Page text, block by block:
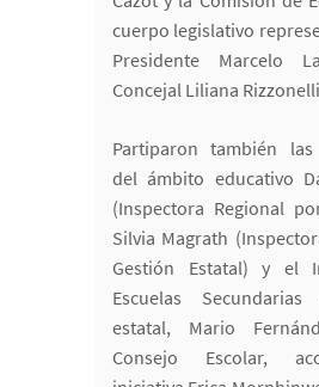
cuerpo legislativo
Presidente Marcelo
Concejal Liliana
Partiparon también las
del ámbito educativo
(Inspectora Regional por
Silvia Magrath
Gestión Estatal) y el
Escuelas
estatal, Mario
Consejo Escolar,